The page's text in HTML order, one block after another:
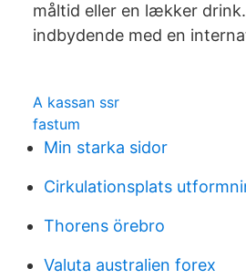
måltid eller en lækker
indbydende med en
A kassan ssr
fastum
Min starka sidor
Cirkulationsplats
Thorens örebro
Valuta australien forex